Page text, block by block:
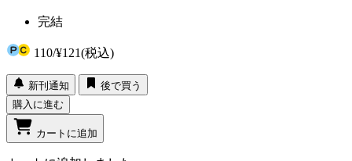
完結
110/¥121(税込)
新刊通知
後で買う
購入に進む
カートに追加